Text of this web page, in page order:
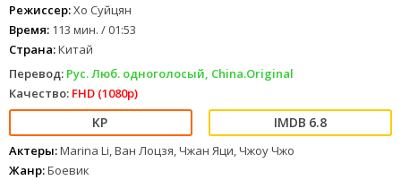
Режиссер:Хо Суйцян
Время: 113 мин. / 01:53
Страна:Китай
Перевод: Рус. Люб. одноголосый, China.Original
Качество: FHD (1080p)
6.8
Актеры:Marina Li, Ван Лоцзя, Чжан Яци, Чжоу Чжо
Жанр:Боевик